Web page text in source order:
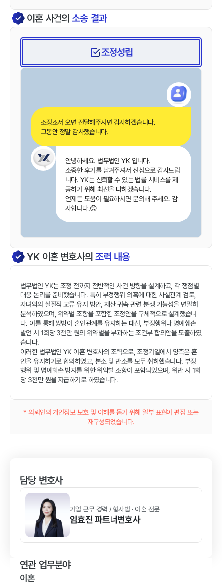
이혼사건의소송 결과
조정성립
조정조서 오면 전달해주시면 감사하겠습니다.
그동안 정말 감사했습니다.
안녕하세요. 법무법인 YK 입니다.
소중한 후기를 남겨주셔서 진심으로 감사드립
니다. YK는 신뢰할 수 있는 법률 서비스를 제
공하기 위해 최선을 다하겠습니다.
언제든 도움이 필요하시면 문의해 주세요. 감
사합니다.😊
YK 이혼변호사의조력 내용
법무법인 YK는 조정 전까지 전반적인 사건 방향을 설계하고, 각 쟁점별
대응 논리를 준비했습니다. 특히 부정행위 의혹에 대한 사실관계 검토,
자녀와의 실질적 교류 유지 방안, 재산 귀속 관련 분쟁 가능성을 면밀히
분석하였으며, 위약벌 조항을 포함한 조정안을 구체적으로 설계했습니
다. 이를 통해 쌍방이 혼인관계를 유지하는 대신, 부정행위나 명예훼손
발언 시 1회당 3천만 원의 위약벌을 부과하는 조건부 합의안을 도출하였
습니다.
이러한 법무법인 YK 이혼 변호사의 조력으로, 조정기일에서 양측은 혼
인을 유지하기로 합의하였고, 본소 및 반소를 모두 취하했습니다. 부정
행위 및 명예훼손 방지를 위한 위약벌 조항이 포함되었으며, 위반 시 1회
당 3천만 원을 지급하기로 하였습니다.
* 의뢰인의 개인정보 보호 및 이해를 돕기 위해 일부 표현이 편집 또는
재구성되었습니다.
담당 변호사
기업 근무 경력 / 형사법 · 이혼 전문
임효진파트너변호사
연관 업무분야
이혼